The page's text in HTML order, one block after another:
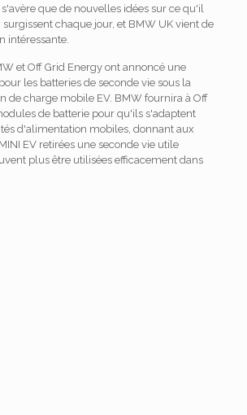
que de nouvelles idées sur ce qu'il
chaque jour, et BMW UK vient de
intéressante.
et Off Grid Energy ont annoncé une
les batteries de seconde vie sous la
de charge mobile EV. BMW fournira à Off
de batterie pour qu'ils s'adaptent
d'alimentation mobiles, donnant aux
EV retirées une seconde vie utile
plus être utilisées efficacement dans